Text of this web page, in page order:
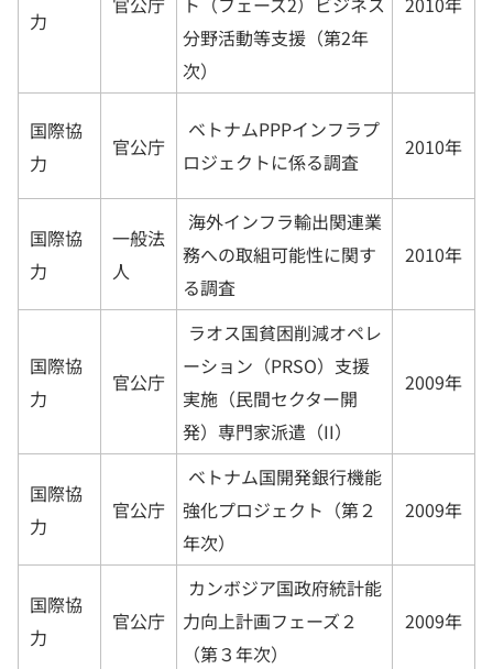
力
分野活動等支援（第2年
次）
国際協
力
官公庁
ベトナムPPPインフラプ
ロジェクトに係る調査
2010年
国際協
力
一般法
人
海外インフラ輸出関連業
務への取組可能性に関す
る調査
2010年
国際協
力
官公庁
ラオス国貧困削減オペレ
ーション（PRSO）支援
実施（民間セクター開
発）専門家派遣（II）
2009年
国際協
力
官公庁
ベトナム国開発銀行機能
強化プロジェクト（第２
年次）
2009年
国際協
力
官公庁
カンボジア国政府統計能
力向上計画フェーズ２
（第３年次）
2009年